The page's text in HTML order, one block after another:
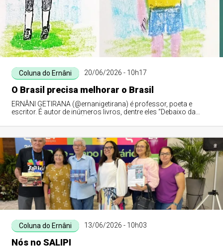
Coluna do Ernâni 20/06/2026 - 10h17
O Brasil precisa melhorar o Brasil
ERNÂNI GETIRANA (@ernanigetirana) é professor, poeta e
escritor. É autor de inúmeros livros, dentre eles “Debaixo da
Coluna do Ernâni 13/06/2026 - 10h03
Nós no SALIPI